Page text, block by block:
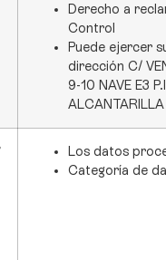
Derecho a
Control
Puede ejercer
dirección C/
9-10 NAVE E3
Los datos
Categoría de